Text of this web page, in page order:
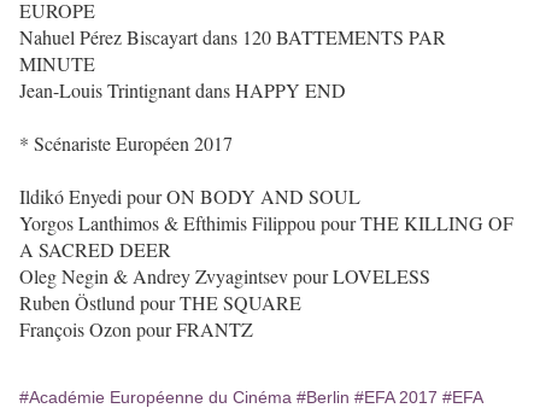
EUROPE
Nahuel Pérez Biscayart dans 120 BATTEMENTS PAR
MINUTE
Jean-Louis Trintignant dans HAPPY END
* Scénariste Européen 2017
Ildikó Enyedi pour ON BODY AND SOUL
Yorgos Lanthimos & Efthimis Filippou pour THE KILLING OF
A SACRED DEER
Oleg Negin & Andrey Zvyagintsev pour LOVELESS
Ruben Östlund pour THE SQUARE
François Ozon pour FRANTZ
#Académie Européenne du Cinéma #Berlin #EFA 2017 #EFA